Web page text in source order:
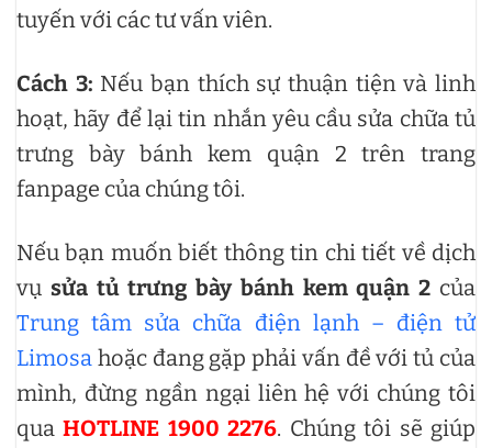
tuyến với các tư vấn viên.
Cách 3: Nếu bạn thích sự thuận tiện và linh
hoạt, hãy để lại tin nhắn yêu cầu sửa chữa tủ
trưng bày bánh kem quận 2 trên trang
fanpage của chúng tôi.
Nếu bạn muốn biết thông tin chi tiết về dịch
vụ sửa tủ trưng bày bánh kem quận 2 của
Trung tâm sửa chữa điện lạnh – điện tử
Limosa hoặc đang gặp phải vấn đề với tủ của
mình, đừng ngần ngại liên hệ với chúng tôi
quaHOTLINE 1900 2276. Chúng tôi sẽ giúp